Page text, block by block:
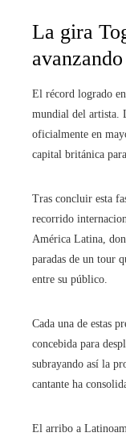
La gira
El récord logrado
mundial del artista.
oficialmente en
capital británica
Tras concluir esta
recorrido
América Latina,
paradas de un tour
entre su público.
Cada una de estas
concebida para
subrayando así la
cantante ha
El arribo a